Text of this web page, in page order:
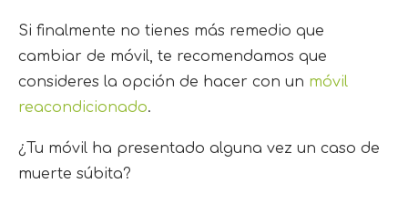
Si finalmente no tienes más remedio que
cambiar de móvil, te recomendamos que
consideres la opción de hacer con un móvil
reacondicionado.
¿Tu móvil ha presentado alguna vez un caso de
muerte súbita?